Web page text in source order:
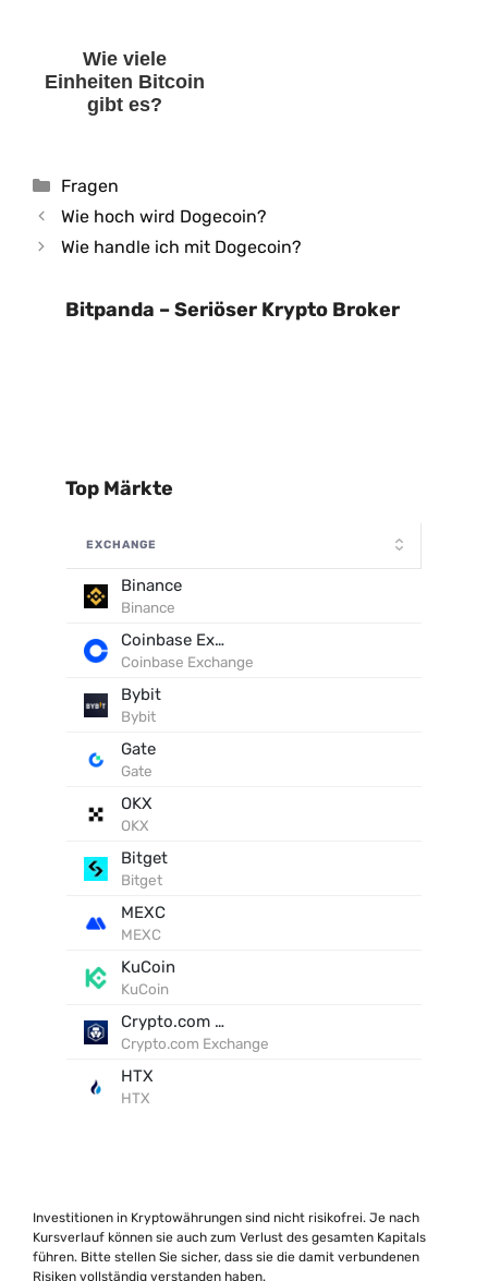
Wie viele
Einheiten Bitcoin
gibt es?
Kategorien
Fragen
Wie hoch wird Dogecoin?
Wie handle ich mit Dogecoin?
Bitpanda – Seriöser Krypto Broker
Top Märkte
EXCHANGE
Binance
Binance
Coinbase Exchange
Coinbase Exchange
Bybit
Bybit
Gate
Gate
OKX
OKX
Bitget
Bitget
MEXC
MEXC
KuCoin
KuCoin
Crypto.com Exchange
Crypto.com Exchange
HTX
HTX
Investitionen in Kryptowährungen sind nicht risikofrei. Je nach
Kursverlauf können sie auch zum Verlust des gesamten Kapitals
führen. Bitte stellen Sie sicher, dass sie die damit verbundenen
Risiken vollständig verstanden haben.